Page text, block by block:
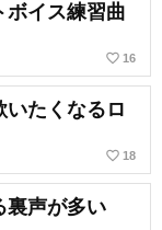
ボイス練習曲
favorite_border 16
たくなるロ
favorite_border 18
裏声が多い